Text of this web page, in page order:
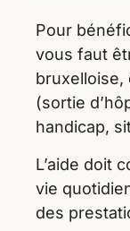
Pour
vous faut
bruxelloise,
(sortie
handicap,
L’aide doit
vie
des